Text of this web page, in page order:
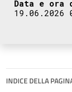
Data e ora
19.06.2026
INDICE DELLA